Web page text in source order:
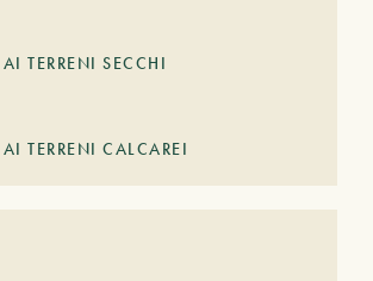
AI TERRENI SECCHI
AI TERRENI CALCAREI